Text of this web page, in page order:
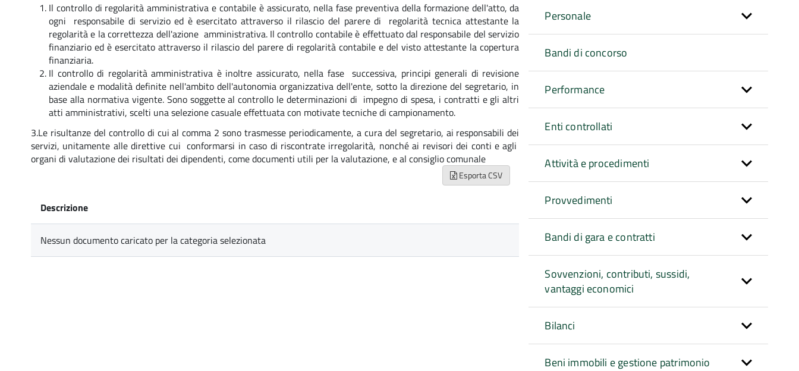
Il controllo di regolarità amministrativa e contabile è assicurato, nella fase preventiva della formazione dell'atto, da
ogni responsabile di servizio ed è esercitato attraverso il rilascio del parere di regolarità tecnica attestante la
regolarità e la correttezza dell'azione amministrativa. Il controllo contabile è effettuato dal responsabile del servizio
finanziario ed è esercitato attraverso il rilascio del parere di regolarità contabile e del visto attestante la copertura
finanziaria.
Il controllo di regolarità amministrativa è inoltre assicurato, nella fase successiva, principi generali di revisione
aziendale e modalità definite nell'ambito dell'autonomia organizzativa dell'ente, sotto la direzione del segretario, in
base alla normativa vigente. Sono soggette al controllo le determinazioni di impegno di spesa, i contratti e gli altri
atti amministrativi, scelti una selezione casuale effettuata con motivate tecniche di campionamento.
3.Le risultanze del controllo di cui al comma 2 sono trasmesse periodicamente, a cura del segretario, ai responsabili dei
servizi, unitamente alle direttive cui conformarsi in caso di riscontrate irregolarità, nonché ai revisori dei conti e agli
organi di valutazione dei risultati dei dipendenti, come documenti utili per la valutazione, e al consiglio comunale
Esporta CSV
Descrizione
Nessun documento caricato per la categoria selezionata
Personale
Bandi di concorso
Performance
Enti controllati
Attività e procedimenti
Provvedimenti
Bandi di gara e contratti
Sovvenzioni, contributi, sussidi,
vantaggi economici
Bilanci
Beni immobili e gestione patrimonio